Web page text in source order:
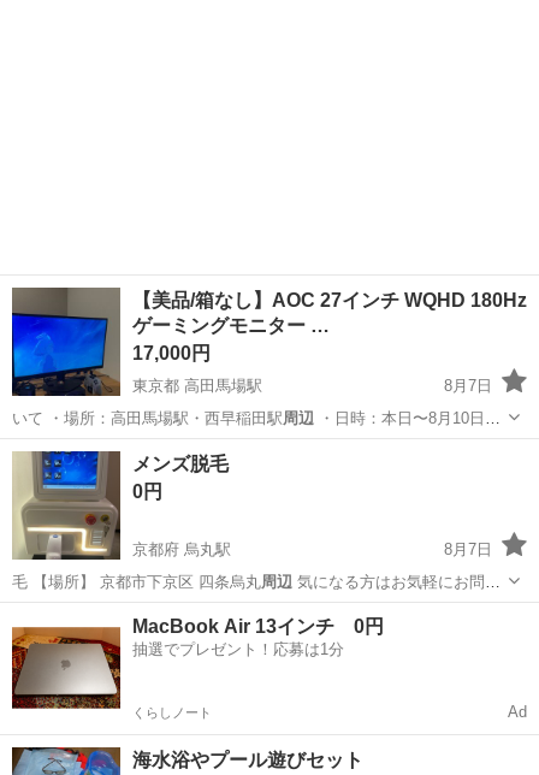
【美品/箱なし】AOC 27インチ WQHD 180Hz
ゲーミングモニター …
17,000円
東京都 高田馬場駅
8月7日
いて ・場所：高田馬場駅・西早稲田駅周辺・日時：本日〜8月10日、
09時〜…
東京 新宿区 高田馬場駅
メンズ脱毛
0円
京都府 烏丸駅
8月7日
毛 【場所】 京都市下京区 四条烏丸周辺気になる方はお気軽にお問い
合わせく… 京都市 烏丸駅 ボディケア
MacBook Air 13インチ 0円
抽選でプレゼント！応募は1分
くらしノート Ad
海水浴やプール遊びセット